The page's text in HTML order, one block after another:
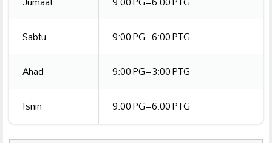
Sabtu
9:00 PG–6:00 PTG
Ahad
9:00 PG–3:00 PTG
Isnin
9:00 PG–6:00 PTG